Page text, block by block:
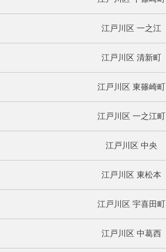
江戸川区 一之江
江戸川区 清新町
江戸川区 東篠崎町
江戸川区 一之江町
江戸川区 中央
江戸川区 東松本
江戸川区 宇喜田町
江戸川区 中葛西